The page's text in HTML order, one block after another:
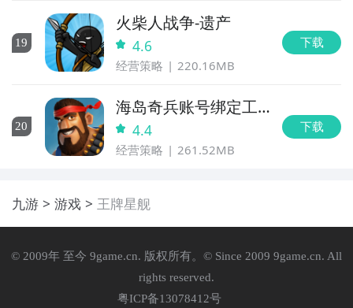
19
火柴人战争-遗产
4.6
经营策略 220.16MB
下载
20
海岛奇兵账号绑定工
具 4.4
经营策略 261.52MB
下载
九游 游戏 王牌星舰
© 2009年 至今 9game.cn. 版权所有。© Since 2009 9game.cn. All
rights reserved.
粤ICP备13078412号